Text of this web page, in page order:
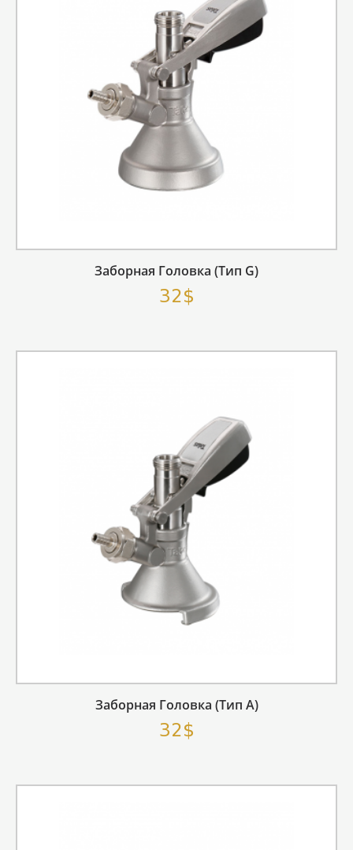
Заборная Головка (тип G)
32$
Заборная Головка (тип А)
32$